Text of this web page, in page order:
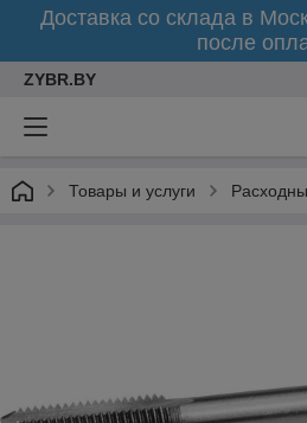
Доставка со склада в
после
ZYBR.BY
Товары и услуги